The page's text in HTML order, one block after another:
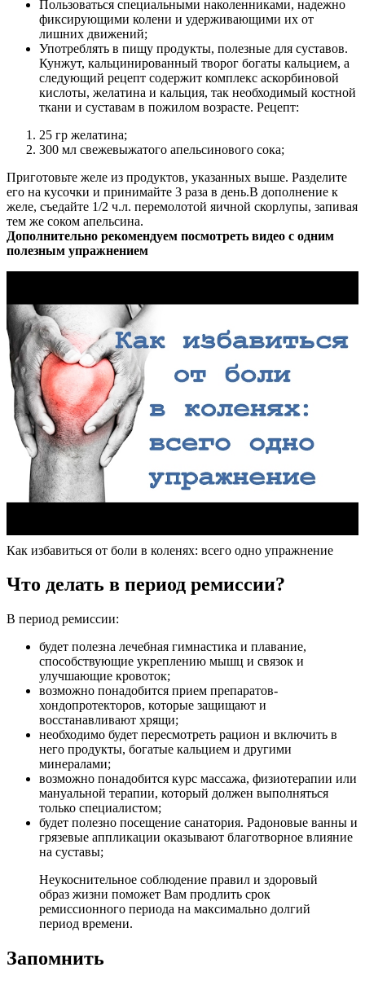
Пользоваться специальными наколенниками, надежно
фиксирующими колени и удерживающими их от
лишних движений;
Употреблять в пищу продукты, полезные для суставов.
Кунжут, кальцинированный творог богаты кальцием, а
следующий рецепт содержит комплекс аскорбиновой
кислоты, желатина и кальция, так необходимый костной
ткани и суставам в пожилом возрасте. Рецепт:
25 гр желатина;
300 мл свежевыжатого апельсинового сока;
Приготовьте желе из продуктов, указанных выше. Разделите
его на кусочки и принимайте 3 раза в день.В дополнение к
желе, съедайте 1/2 ч.л. перемолотой яичной скорлупы, запивая
тем же соком апельсина.
Дополнительно рекомендуем посмотреть видео с одним
полезным упражнением
Как избавиться от боли в коленях: всего одно упражнение
Что делать в период ремиссии?
В период ремиссии:
будет полезна лечебная гимнастика и плавание,
способствующие укреплению мышц и связок и
улучшающие кровоток;
возможно понадобится прием препаратов-
хондопротекторов, которые защищают и
восстанавливают хрящи;
необходимо будет пересмотреть рацион и включить в
него продукты, богатые кальцием и другими
минералами;
возможно понадобится курс массажа, физиотерапии или
мануальной терапии, который должен выполняться
только специалистом;
будет полезно посещение санатория. Радоновые ванны и
грязевые аппликации оказывают благотворное влияние
на суставы;
Неукоснительное соблюдение правил и здоровый
образ жизни поможет Вам продлить срок
ремиссионного периода на максимально долгий
период времени.
Запомнить